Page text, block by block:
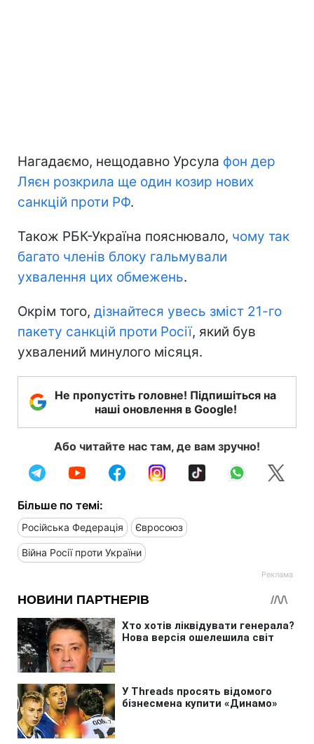
Нагадаємо, нещодавно Урсула фон дер
Ляєн розкрила ще один козир нових
санкцій проти РФ.
Також РБК-Україна пояснювало, чому так
багато членів блоку гальмували
ухвалення цих обмежень.
Окрім того, дізнайтеся увесь зміст 21-го
пакету санкцій проти Росії, який був
ухвалений минулого місяця.
Не пропустіть головне! Підпишіться на
наші оновлення в Google!
Або читайте нас там, де вам зручно!
Більше по темі:
Російська Федерація Євросоюз
Війна Росії проти України